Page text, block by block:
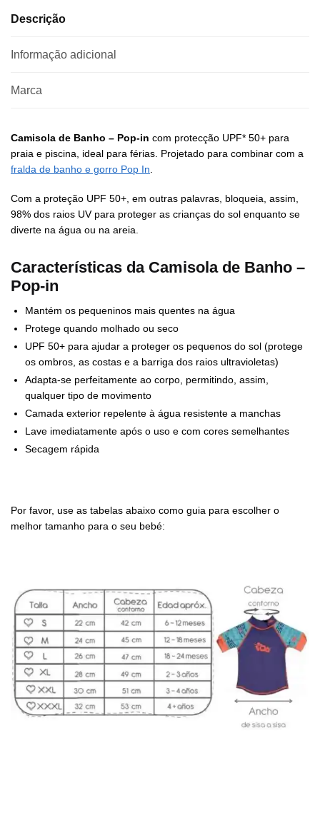
Descrição
Informação adicional
Marca
Camisola de Banho – Pop-in com protecção UPF* 50+ para
praia e piscina, ideal para férias. Projetado para combinar com a
fralda de banho e gorro Pop In
Com a proteção UPF 50+, em outras palavras, bloqueia, assim,
98% dos raios UV para proteger as crianças do sol enquanto se
diverte na água ou na areia.
Características da Camisola de Banho –
Pop-in
Mantém os pequeninos mais quentes na água
Protege quando molhado ou seco
UPF 50+ para ajudar a proteger os pequenos do sol (protege
os ombros, as costas e a barriga dos raios ultravioletas)
Adapta-se perfeitamente ao corpo, permitindo, assim,
qualquer tipo de movimento
Camada exterior repelente à água resistente a manchas
Lave imediatamente após o uso e com cores semelhantes
Secagem rápida
Por favor, use as tabelas abaixo como guia para escolher o
melhor tamanho para o seu bebé: